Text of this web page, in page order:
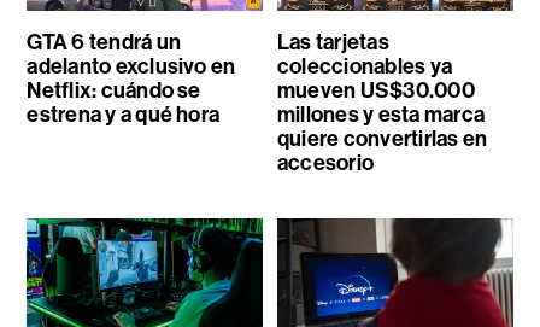
GTA 6 tendrá un
adelanto exclusivo en
Netflix: cuándo se
estrena y a qué hora
Las tarjetas
coleccionables ya
mueven US$30.000
millones y esta marca
quiere convertirlas en
accesorio